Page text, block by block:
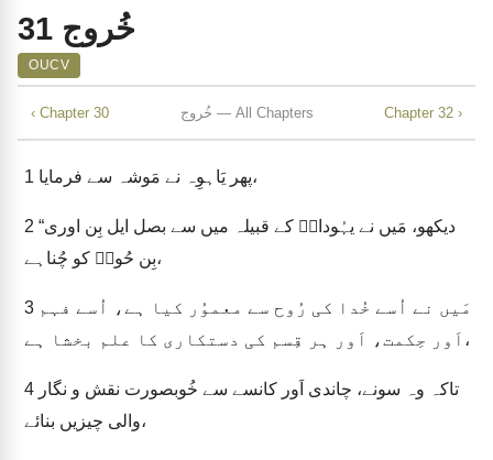
خُروج 31
OUCV
‹ Chapter 30 خُروج — All Chapters Chapter 32 ›
1 پھر یَاہوِہ نے مَوشہ سے فرمایا،
2 “دیکھو، مَیں نے یہُوداہؔ کے قبیلہ میں سے بصل ایل بِن اوری
بِن حُورؔ کو چُناہے،
3
اَور حِکمت، اَور ہر قِسم کی دستکاری کا علم بخشا ہے،
4
والی چیزیں بنائے،